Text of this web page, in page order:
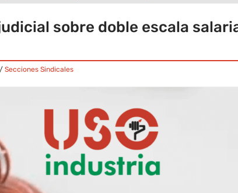
sobre doble escala
/ Secciones Sindicales